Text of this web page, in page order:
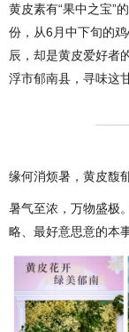
黄皮素有“果中之宝”
份，从6月中下旬的
辰，却是黄皮爱好者
浮市郁南县，寻味这
缘何消烦暑，黄皮馥
暑气至浓，万物盛极
略、最好意思意的本事